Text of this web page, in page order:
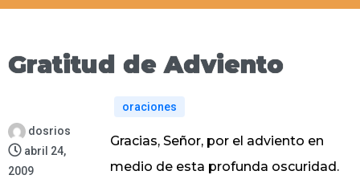
Gratitud de Adviento
dosrios
abril 24,
2009
oraciones
Gracias, Señor, por el adviento en
medio de esta profunda oscuridad.